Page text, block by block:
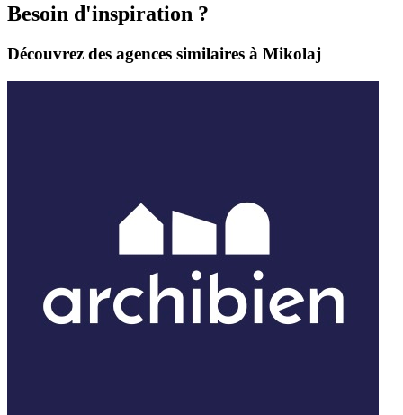
Besoin d'inspiration ?
Découvrez des agences similaires à Mikolaj